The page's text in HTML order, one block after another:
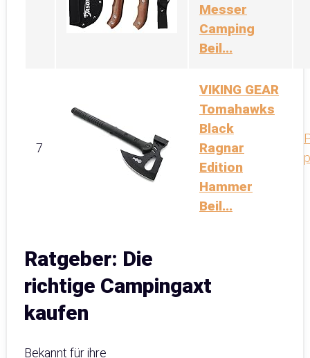
Messer
Camping
Beil...
7
VIKING GEAR
Tomahawks
Black
Ragnar
Edition
Hammer
Beil...
Ratgeber: Die
richtige Campingaxt
kaufen
Bekannt für ihre